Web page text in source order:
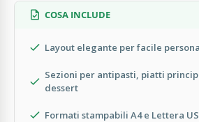
COSA INCLUDE
Layout elegante per facile
Sezioni per antipasti, piatti
dessert
Formati stampabili A4 e Lettera